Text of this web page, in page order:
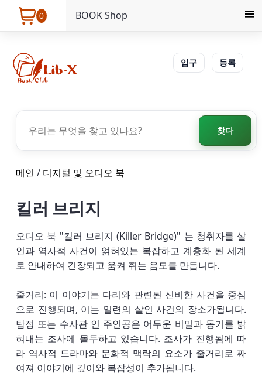
0 BOOK Shop
입구 등록
찾다
메인 / 디지털 및 오디오 북
킬러 브리지
오디오 북 "킬러 브리지 (Killer Bridge)" 는 청취자를 살
인과 역사적 사건이 얽혀있는 복잡하고 계층화 된 세계
로 안내하여 긴장되고 움켜 쥐는 음모를 만듭니다.
줄거리: 이 이야기는 다리와 관련된 신비한 사건을 중심
으로 진행되며, 이는 일련의 살인 사건의 장소가됩니다.
탐정 또는 수사관 인 주인공은 어두운 비밀과 동기를 밝
혀내는 조사에 몰두하고 있습니다. 조사가 진행됨에 따
라 역사적 드라마와 문화적 맥락의 요소가 줄거리로 짜
여져 이야기에 깊이와 복잡성이 추가됩니다.